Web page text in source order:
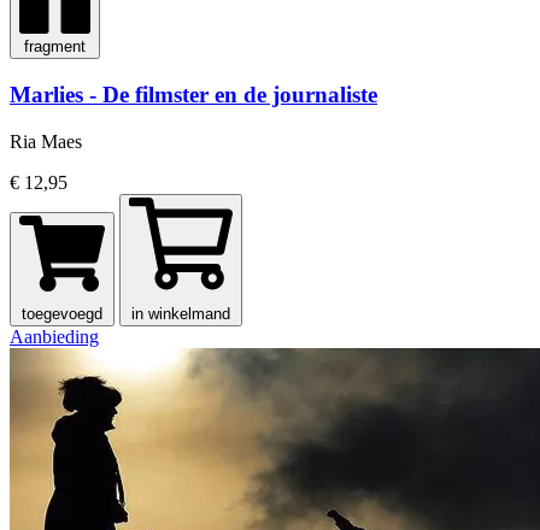
fragment
Marlies - De filmster en de journaliste
Ria Maes
€ 12,95
toegevoegd in winkelmand
Aanbieding